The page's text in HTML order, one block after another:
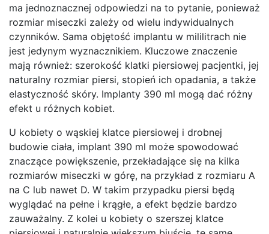
ma jednoznacznej odpowiedzi na to pytanie, ponieważ
rozmiar miseczki zależy od wielu indywidualnych
czynników. Sama objętość implantu w mililitrach nie
jest jedynym wyznacznikiem. Kluczowe znaczenie
mają również: szerokość klatki piersiowej pacjentki, jej
naturalny rozmiar piersi, stopień ich opadania, a także
elastyczność skóry. Implanty 390 ml mogą dać różny
efekt u różnych kobiet.
U kobiety o wąskiej klatce piersiowej i drobnej
budowie ciała, implant 390 ml może spowodować
znaczące powiększenie, przekładające się na kilka
rozmiarów miseczki w górę, na przykład z rozmiaru A
na C lub nawet D. W takim przypadku piersi będą
wyglądać na pełne i krągłe, a efekt będzie bardzo
zauważalny. Z kolei u kobiety o szerszej klatce